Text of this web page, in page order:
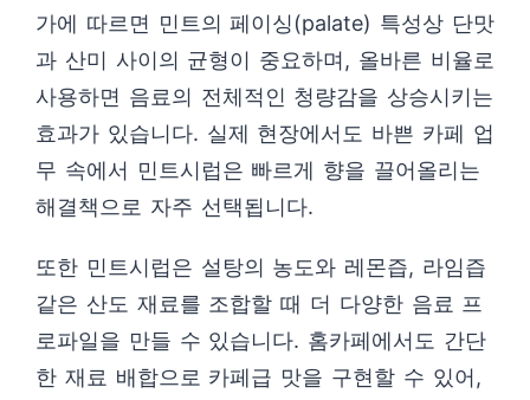
가에 따르면 민트의 페이싱(palate) 특성상 단맛
과 산미 사이의 균형이 중요하며, 올바른 비율로
사용하면 음료의 전체적인 청량감을 상승시키는
효과가 있습니다. 실제 현장에서도 바쁜 카페 업
무 속에서 민트시럽은 빠르게 향을 끌어올리는
해결책으로 자주 선택됩니다.
또한 민트시럽은 설탕의 농도와 레몬즙, 라임즙
같은 산도 재료를 조합할 때 더 다양한 음료 프
로파일을 만들 수 있습니다. 홈카페에서도 간단
한 재료 배합으로 카페급 맛을 구현할 수 있어,